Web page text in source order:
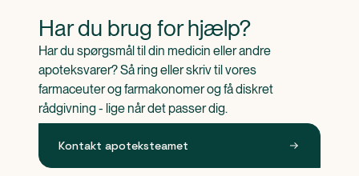
Har du brug for hjælp?
Har du spørgsmål til din medicin eller andre
apoteksvarer? Så ring eller skriv til vores
farmaceuter og farmakonomer og få diskret
rådgivning - lige når det passer dig.
Kontakt apoteksteamet